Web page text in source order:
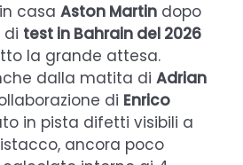
casa Aston Martin dopo
di test in Bahrain del 2026
la grande attesa.
dalla matita di Adrian
di Enrico
in pista difetti visibili a
ancora poco